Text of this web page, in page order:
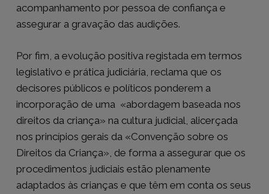
acompanhamento por pessoa de confiança e
assegurar a gravação das audições.
Por fim, a evolução positiva registada em termos
legislativo e prática judiciária, reclama que os
decisores públicos e políticos ponderem a
incorporação de uma «abordagem baseada nos
direitos da criança» na cultura judicial, alicerçada
nos princípios gerais da «Convenção sobre os
Direitos da Criança», de forma a assegurar que os
procedimentos judiciais estão plenamente
adaptados às crianças e que têm em conta os seus